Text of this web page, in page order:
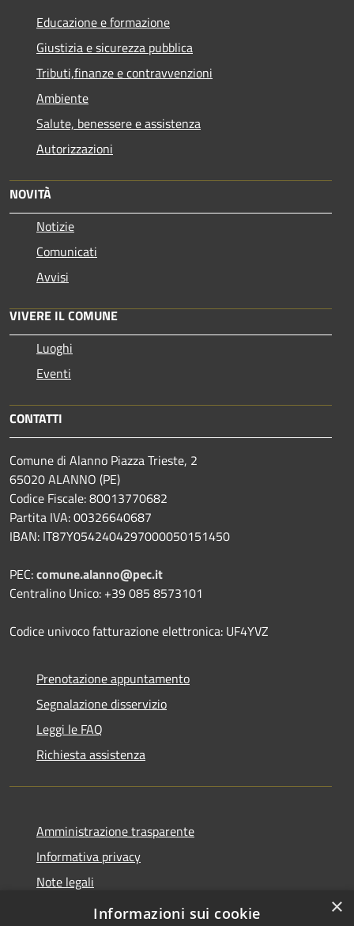
Educazione e formazione
Giustizia e sicurezza pubblica
Tributi,finanze e contravvenzioni
Ambiente
Salute, benessere e assistenza
Autorizzazioni
NOVITÀ
Notizie
Comunicati
Avvisi
VIVERE IL COMUNE
Luoghi
Eventi
CONTATTI
Comune di Alanno Piazza Trieste, 2
65020 ALANNO (PE)
Codice Fiscale: 80013770682
Partita IVA: 00326640687
IBAN: IT87Y0542404297000050151450
PEC:comune.alanno@pec.it
Centralino Unico: +39 085 8573101
Codice univoco fatturazione elettronica: UF4YVZ
Prenotazione appuntamento
Segnalazione disservizio
Leggi le FAQ
Richiesta assistenza
Amministrazione trasparente
Informativa privacy
Note legali
Dichiarazione di accessibilità
×
Informazioni sui cookie